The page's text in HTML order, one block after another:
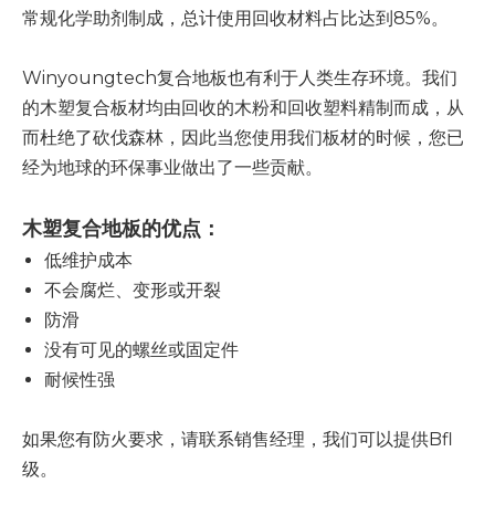
常规化学助剂制成，总计使用回收材料占比达到85%。
Winyoungtech复合地板也有利于人类生存环境。我们
的木塑复合板材均由回收的木粉和回收塑料精制而成，从
而杜绝了砍伐森林，因此当您使用我们板材的时候，您已
经为地球的环保事业做出了一些贡献。
木塑复合地板的优点：
低维护成本
不会腐烂、变形或开裂
防滑
没有可见的螺丝或固定件
耐候性强
如果您有防火要求，请联系销售经理，我们可以提供Bfl
级。